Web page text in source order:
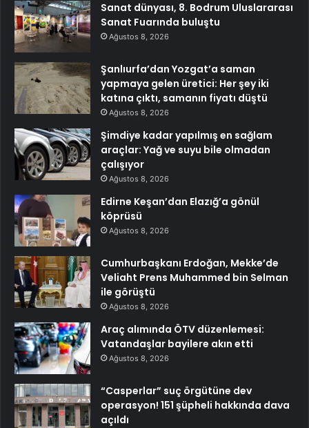
Sanat dünyası, 8. Bodrum Uluslararası
Sanat Fuarında buluştu
Ağustos 8, 2026
Şanlıurfa’dan Yozgat’a saman
yapmaya gelen üretici: Her şey iki
katına çıktı, samanın fiyatı düştü
Ağustos 8, 2026
Şimdiye kadar yapılmış en sağlam
araçlar: Yağ ve suyu bile olmadan
çalışıyor
Ağustos 8, 2026
Edirne Keşan’dan Elazığ’a gönül
köprüsü
Ağustos 8, 2026
Cumhurbaşkanı Erdoğan, Mekke’de
Veliaht Prens Muhammed bin Selman
ile görüştü
Ağustos 8, 2026
Araç alımında ÖTV düzenlemesi:
Vatandaşlar bayilere akın etti
Ağustos 8, 2026
“Casperlar” suç örgütüne dev
operasyon! 151 şüpheli hakkında dava
açıldı